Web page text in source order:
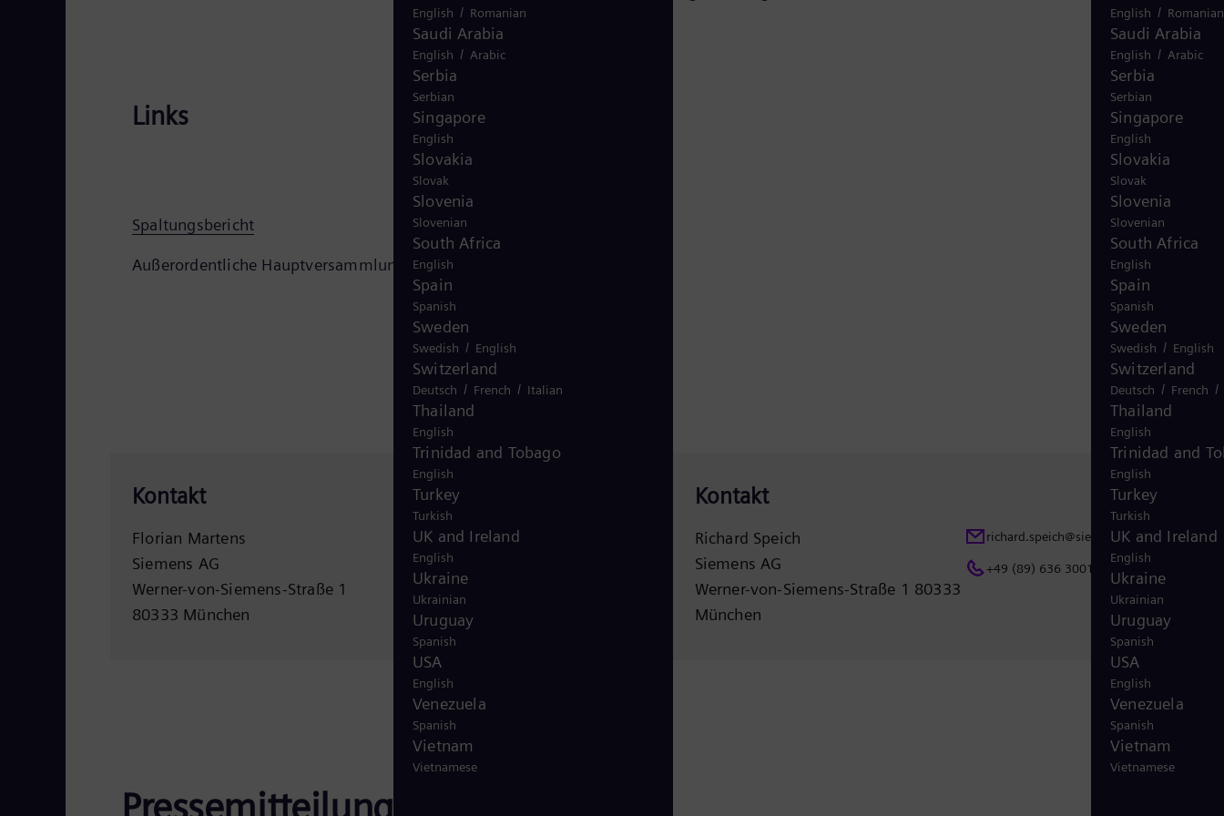
English / Romanian
Saudi Arabia
English / Arabic
Serbia
Serbian
Singapore
English
Slovakia
Slovak
Slovenia
Slovenian
South Africa
English
Spain
Spanish
Sweden
Swedish / English
Switzerland
Deutsch / French /
Thailand
English
Trinidad and
English
Turkey
Turkish
UK and Ireland
English
Ukraine
Ukrainian
Uruguay
Spanish
USA
English
Venezuela
Spanish
Vietnam
Vietnamese
Links
Spaltungsbericht
Außerordentliche Hauptversammlung der Siemens AG 2020
Kontakt
Florian Martens
Siemens AG
Werner-von-Siemens-Straße 1
80333 München
florian.martens@siemens.com
+49 (89) 636 22804
Kontakt
Richard Speich
Siemens AG
Werner-von-Siemens-Straße 1 80333
München
richard.speich@siemens.com
+49 (89) 636 30017
English / Romanian
Saudi Arabia
English / Arabic
Serbia
Serbian
Singapore
English
Slovakia
Slovak
Slovenia
Slovenian
South Africa
English
Spain
Spanish
Sweden
Swedish / English
Switzerland
Deutsch / French / Italian
Thailand
English
Trinidad and Tobago
English
Turkey
Turkish
UK and Ireland
English
Ukraine
Ukrainian
Uruguay
Spanish
USA
English
Venezuela
Spanish
Vietnam
Vietnamese